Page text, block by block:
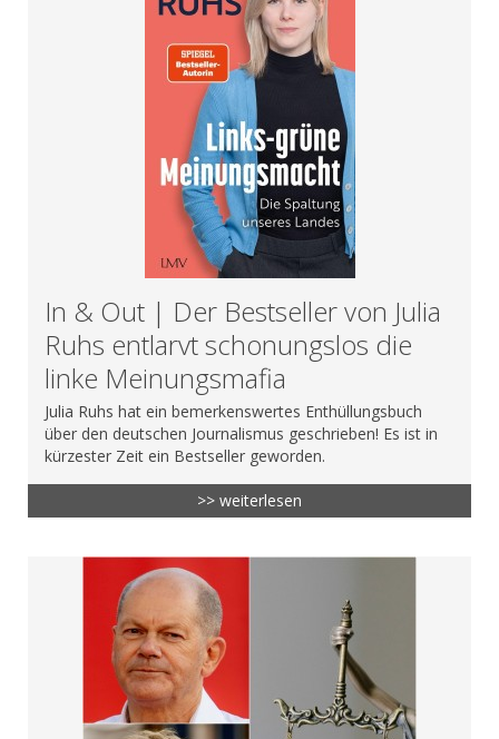
In & Out | Der Bestseller von Julia
Ruhs entlarvt schonungslos die
linke Meinungsmafia
Julia Ruhs hat ein bemerkenswertes Enthüllungsbuch
über den deutschen Journalismus geschrieben! Es ist in
kürzester Zeit ein Bestseller geworden.
>> weiterlesen